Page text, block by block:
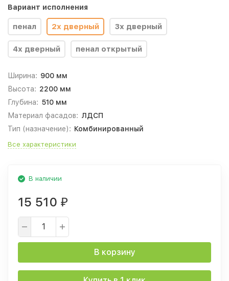
Вариант исполнения
пенал 2х дверный 3х дверный
4х дверный пенал открытый
Ширина: 900 мм
Высота: 2200 мм
Глубина: 510 мм
Материал фасадов: ЛДСП
Тип (назначение): Комбинированный
Все характеристики
В наличии
15 510 ₽
В корзину